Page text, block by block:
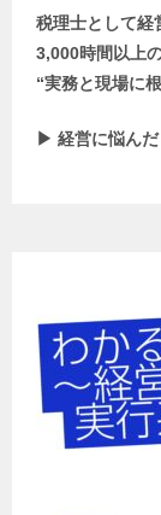
税理士として経
3,000時間以上
“実務と現場に
▶ 経営に悩ん